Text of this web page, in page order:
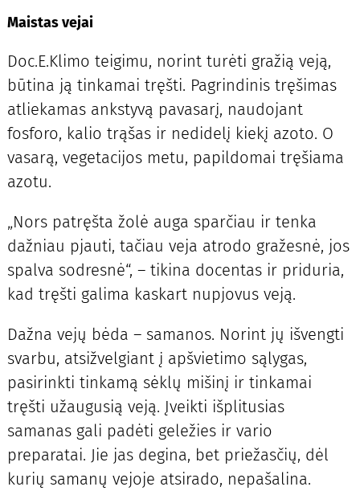
Maistas vejai
Doc.E.Klimo teigimu, norint turėti gražią veją,
būtina ją tinkamai tręšti. Pagrindinis tręšimas
atliekamas ankstyvą pavasarį, naudojant
fosforo, kalio trąšas ir nedidelį kiekį azoto. O
vasarą, vegetacijos metu, papildomai tręšiama
azotu.
„Nors patręšta žolė auga sparčiau ir tenka
dažniau pjauti, tačiau veja atrodo gražesnė, jos
spalva sodresnė“, – tikina docentas ir priduria,
kad tręšti galima kaskart nupjovus veją.
Dažna vejų bėda – samanos. Norint jų išvengti
svarbu, atsižvelgiant į apšvietimo sąlygas,
pasirinkti tinkamą sėklų mišinį ir tinkamai
tręšti užaugusią veją. Įveikti išplitusias
samanas gali padėti geležies ir vario
preparatai. Jie jas degina, bet priežasčių, dėl
kurių samanų vejoje atsirado, nepašalina.